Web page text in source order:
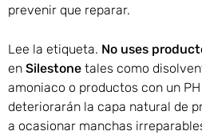
prevenir que reparar.
Lee la etiqueta. No uses
en Silestone tales como
amoniaco o productos con un
deteriorarán la capa natural de
a ocasionar manchas